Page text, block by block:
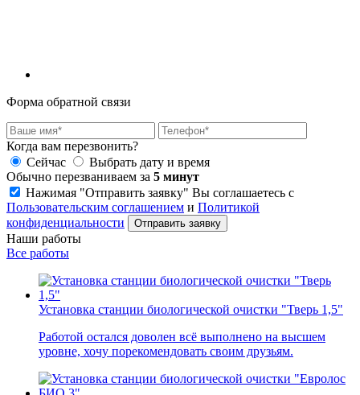
Форма обратной связи
Когда вам перезвонить?
Сейчас
Выбрать дату и время
Обычно перезваниваем за 5 минут
Нажимая "Отправить заявку" Вы соглашаетесь с
Пользовательским соглашением и Политикой
конфиденциальности
Наши работы
Все работы
Установка станции биологической очистки "Тверь 1,5"
Работой остался доволен всё выполнено на высшем
уровне, хочу порекомендовать своим друзьям.